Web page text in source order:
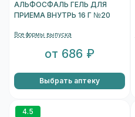
АЛЬФОСФАЛЬ ГЕЛЬ ДЛЯ
ПРИЕМА ВНУТРЬ 16 Г №20
Все формы выпуска
от 686 ₽
Выбрать аптеку
4.5